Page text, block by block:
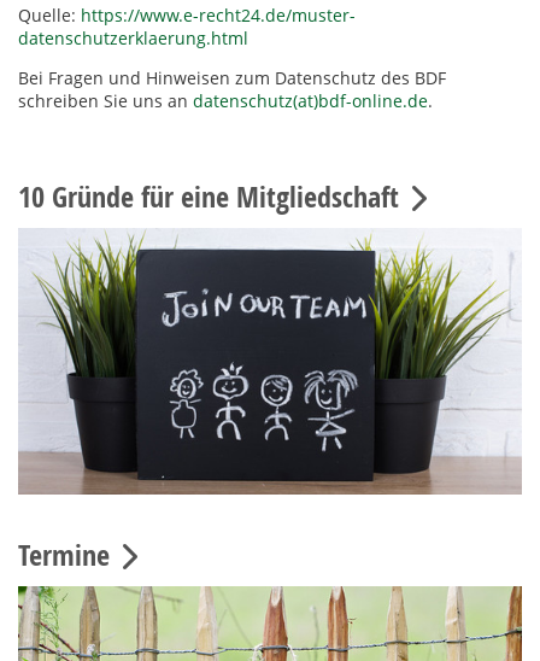
Quelle: https://www.e-recht24.de/muster-
datenschutzerklaerung.html
Bei Fragen und Hinweisen zum Datenschutz des BDF
schreiben Sie uns an datenschutz(at)bdf-online.de.
10 Gründe für eine Mitgliedschaft
Termine